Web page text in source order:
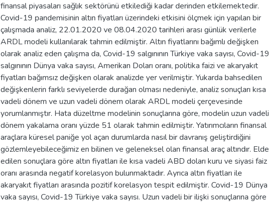
finansal piyasaları sağlık sektörünü etkilediği kadar derinden etkilemektedir.
Covid-19 pandemisinin altın fiyatları üzerindeki etkisini ölçmek için yapılan bir
çalışmada analiz, 22.01.2020 ve 08.04.2020 tarihleri arası günlük verilerle
ARDL modeli kullanılarak tahmin edilmiştir. Altın fiyatlarını bağımlı değişken
olarak analiz eden çalışma da, Covid-19 salgınının Türkiye vaka sayısı, Covid-19
salgınının Dünya vaka sayısı, Amerikan Doları oranı, politika faizi ve akaryakıt
fiyatları bağımsız değişken olarak analizde yer verilmiştir. Yukarda bahsedilen
değişkenlerin farklı seviyelerde durağan olması nedeniyle, analiz sonuçları kısa
vadeli dönem ve uzun vadeli dönem olarak ARDL modeli çerçevesinde
yorumlanmıştır. Hata düzeltme modelinin sonuçlarına göre, modelin uzun vadeli
dönem yakalama oranı yüzde 51 olarak tahmin edilmiştir. Yatırımcıların finansal
araçlara küresel paniğe yol açan durumlarda nasıl bir davranış geliştirdiğini
gözlemleyebileceğimiz en bilinen ve geleneksel olan finansal araç altındır. Elde
edilen sonuçlara göre altın fiyatları ile kısa vadeli ABD doları kuru ve siyasi faiz
oranı arasında negatif korelasyon bulunmaktadır. Ayrıca altın fiyatları ile
akaryakıt fiyatları arasında pozitif korelasyon tespit edilmiştir. Covid-19 Dünya
vaka sayısı, Covid-19 Türkiye vaka sayısı. Uzun vadeli bir ilişki sonuçlarına göre